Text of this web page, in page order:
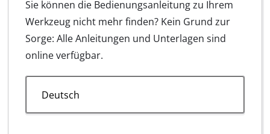
Sie können die Bedienungsanleitung zu Ihrem
Werkzeug nicht mehr finden? Kein Grund zur
Sorge: Alle Anleitungen und Unterlagen sind
online verfügbar.